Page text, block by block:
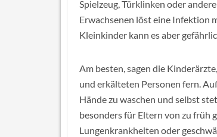
Spielzeug, Türklinken oder
Erwachsenen löst eine Infektion
Kleinkinder kann es aber
Am besten, sagen die
und erkälteten Personen fern.
Hände zu waschen und selbst
besonders für Eltern von zu früh
Lungenkrankheiten oder